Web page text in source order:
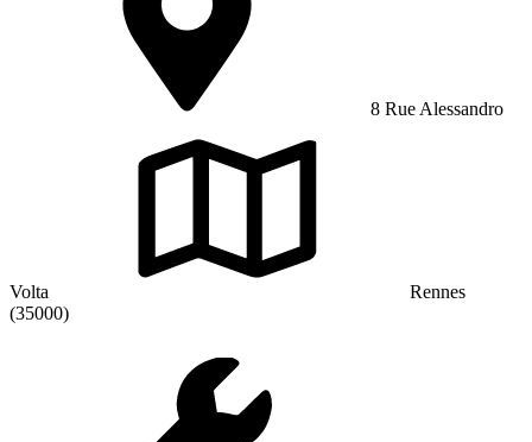
8 Rue Alessandro
Volta
Rennes
(35000)